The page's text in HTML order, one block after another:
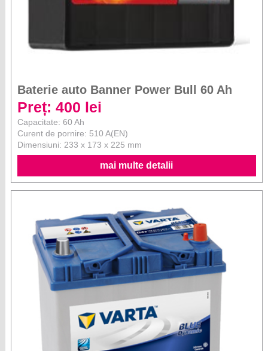
Baterie auto Banner Power Bull 60 Ah
Curent de pornire: 510 A(EN)
Dimensiuni: 233 x 173 x 225 mm